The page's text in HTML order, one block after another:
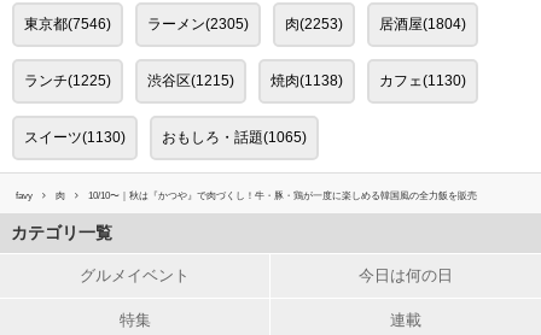
東京都(7546) ラーメン(2305) 肉(2253) 居酒屋(1804)
ランチ(1225) 渋谷区(1215) 焼肉(1138) カフェ(1130)
スイーツ(1130) おもしろ・話題(1065)
favy 肉 10/10〜｜秋は『かつや』で肉づくし！牛・豚・鶏が一度に楽しめる韓国風の全力飯を販売
カテゴリ一覧
グルメイベント 今日は何の日
特集 連載